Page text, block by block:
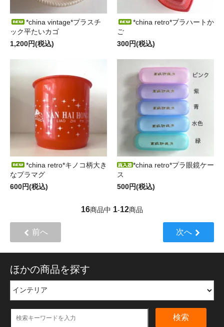
*china vintage*プラスチ
ック平たいカゴ
1,200円(税込)
*china retro*プラハートか
ご
300円(税込)
*china retro*キノコ柄大き
なプラマグ
600円(税込)
*china retro*プラ眼鏡ケー
ス
500円(税込)
16商品中 1-12商品
前へ 次へ
ほかの商品を探す
検索